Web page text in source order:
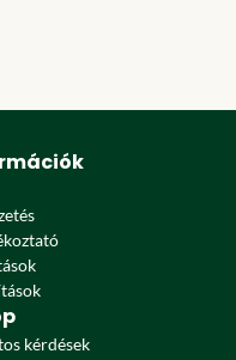
kérdések